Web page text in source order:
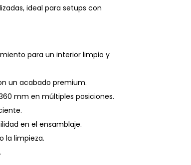
ideal para setups con
para un interior limpio y
un acabado premium.
mm en múltiples posiciones.
en el ensamblaje.
la limpieza.